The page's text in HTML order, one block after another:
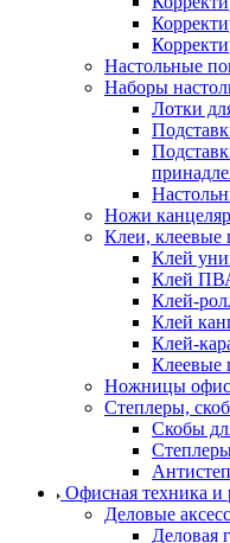
Настольные
Наборы
Лотки
Ножи
Клеи, клеевые
Клей
Клей
Клей-
Клей
Клей-
Клеевые
Ножницы
Степлеры,
Скобы
Офисная техника и
Деловые
Деловая